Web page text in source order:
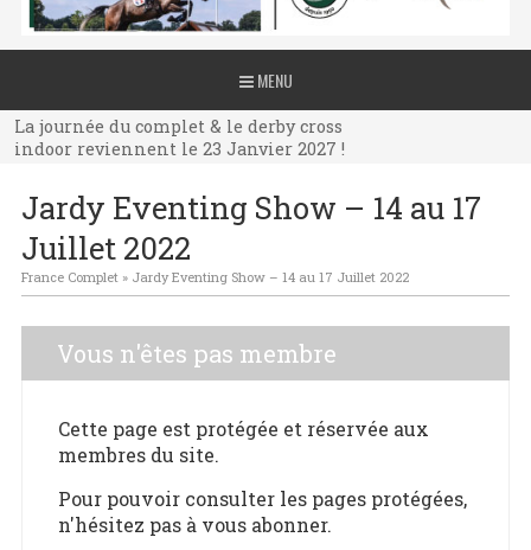
MENU
La journée du complet & le derby cross
indoor reviennent le 23 Janvier 2027 !
La journée du complet & le derby cross
indoor reviennent le 23 Janvier 2027 !
indoor reviennent le 23 Janvier 2027 !
Jardy Eventing Show – 14 au 17
Juillet 2022
France Complet» Jardy Eventing Show – 14 au 17 Juillet 2022
Vous n'êtes pas membre
Cette page est protégée et réservée aux
membres du site.
Pour pouvoir consulter les pages protégées,
n'hésitez pas à vous abonner.